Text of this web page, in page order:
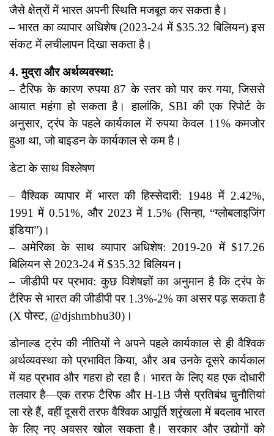
जैसे क्षेत्रों में भारत अपनी स्थिति मजबूत कर सकता है।
– भारत का व्यापार अधिशेष (2023-24 में $35.32 बिलियन) इस
संकट में लचीलापन दिखा सकता है।
4. मुद्रा और अर्थव्यवस्था:
– टैरिफ के कारण रुपया 87 के स्तर को पार कर गया, जिससे
आयात महंगा हो सकता है। हालांकि, SBI की एक रिपोर्ट के
अनुसार, ट्रंप के पहले कार्यकाल में रुपया केवल 11% कमजोर
हुआ था, जो बाइडन के कार्यकाल से कम है।
डेटा के साथ विश्लेषण
– वैश्विक व्यापार में भारत की हिस्सेदारी: 1948 में 2.42%,
1991 में 0.51%, और 2023 में 1.5% (सिन्हा, “ग्लोबलाइजिंग
इंडिया”)।
– अमेरिका के साथ व्यापार अधिशेष: 2019-20 में $17.26
बिलियन से 2023-24 में $35.32 बिलियन।
– जीडीपी पर प्रभाव: कुछ विशेषज्ञों का अनुमान है कि ट्रंप के
टैरिफ से भारत की जीडीपी पर 1.3%-2% का असर पड़ सकता है
(X पोस्ट, @djshmbhu30)।
डोनाल्ड ट्रंप की नीतियों ने अपने पहले कार्यकाल से ही वैश्विक
अर्थव्यवस्था को प्रभावित किया, और अब उनके दूसरे कार्यकाल
में यह प्रभाव और गहरा हो रहा है। भारत के लिए यह एक दोधारी
तलवार है—एक तरफ टैरिफ और H-1B जैसे प्रतिबंध चुनौतियां
ला रहे हैं, वहीं दूसरी तरफ वैश्विक आपूर्ति श्रृंखला में बदलाव भारत
के लिए नए अवसर खोल सकता है। सरकार और उद्योगों को